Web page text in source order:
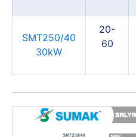
SMT250/40
30kW
20-
60